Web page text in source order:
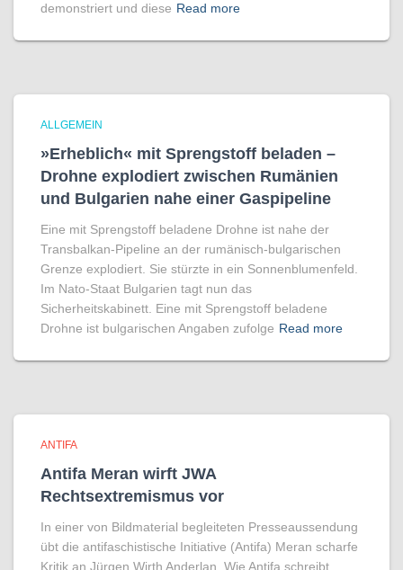
demonstriert und diese Read more
ALLGEMEIN
»Erheblich« mit Sprengstoff beladen –
Drohne explodiert zwischen Rumänien
und Bulgarien nahe einer Gaspipeline
Eine mit Sprengstoff beladene Drohne ist nahe der
Transbalkan-Pipeline an der rumänisch-bulgarischen
Grenze explodiert. Sie stürzte in ein Sonnenblumenfeld.
Im Nato-Staat Bulgarien tagt nun das
Sicherheitskabinett. Eine mit Sprengstoff beladene
Drohne ist bulgarischen Angaben zufolge Read more
ANTIFA
Antifa Meran wirft JWA
Rechtsextremismus vor
In einer von Bildmaterial begleiteten Presseaussendung
übt die antifaschistische Initiative (Antifa) Meran scharfe
Kritik an Jürgen Wirth Anderlan. Wie Antifa schreibt,